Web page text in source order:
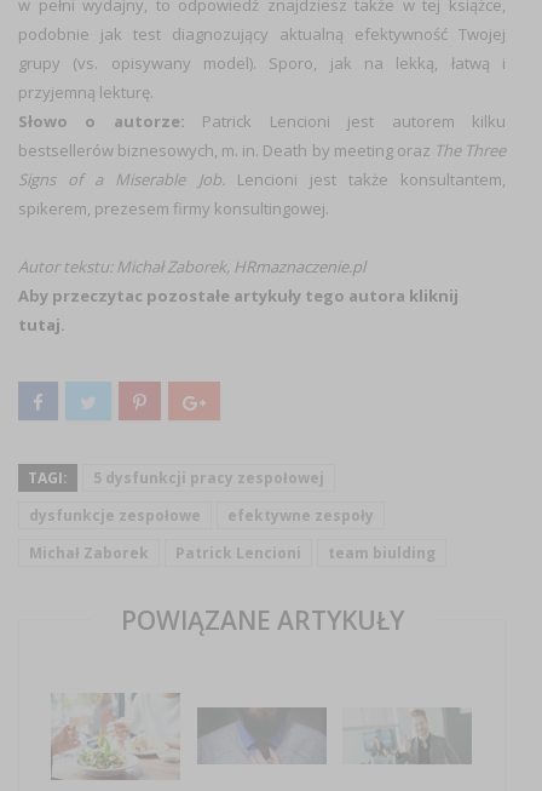
w pełni wydajny, to odpowiedź znajdziesz także w tej książce,
podobnie jak test diagnozujący aktualną efektywność Twojej
grupy (vs. opisywany model). Sporo, jak na lekką, łatwą i
przyjemną lekturę.
Słowo o autorze: Patrick Lencioni jest autorem kilku
bestsellerów biznesowych, m. in. Death by meeting oraz The Three
Signs of a Miserable Job. Lencioni jest także konsultantem,
spikerem, prezesem firmy konsultingowej.
Autor tekstu:Michał Zaborek, HRmaznaczenie.pl
Aby przeczytac pozostałe artykuły tego autora kliknij
tutaj.
TAGI:
5 dysfunkcji pracy zespołowej
dysfunkcje zespołowe
efektywne zespoły
Michał Zaborek
Patrick Lencioni team biulding
POWIĄZANE ARTYKUŁY